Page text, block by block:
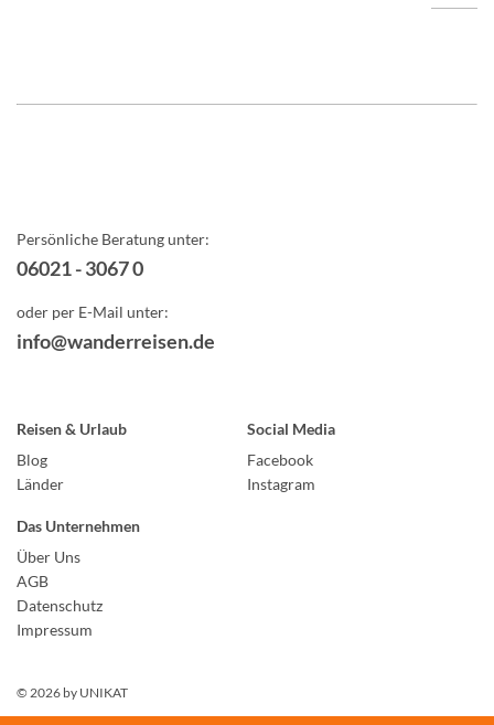
Persönliche Beratung unter:
06021 - 3067 0
oder per E-Mail unter:
info@wanderreisen.de
Reisen & Urlaub
Blog
Länder
Social Media
Facebook
Instagram
Das Unternehmen
Über Uns
AGB
Datenschutz
Impressum
© 2026 by UNIKAT